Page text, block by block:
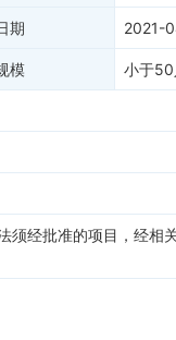
期 2021-
模 小于50
须经批准的项目，经相